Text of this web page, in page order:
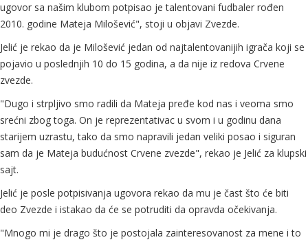
ugovor sa našim klubom potpisao je talentovani fudbaler rođen
2010. godine Mateja Milošević", stoji u objavi Zvezde.
Jelić je rekao da je Milošević jedan od najtalentovanijih igrača koji se
pojavio u poslednjih 10 do 15 godina, a da nije iz redova Crvene
zvezde.
"Dugo i strpljivo smo radili da Mateja pređe kod nas i veoma smo
srećni zbog toga. On je reprezentativac u svom i u godinu dana
starijem uzrastu, tako da smo napravili jedan veliki posao i siguran
sam da je Mateja budućnost Crvene zvezde", rekao je Jelić za klupski
sajt.
Jelić je posle potpisivanja ugovora rekao da mu je čast što će biti
deo Zvezde i istakao da će se potruditi da opravda očekivanja.
"Mnogo mi je drago što je postojala zainteresovanost za mene i to